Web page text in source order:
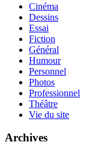
Cinéma
Dessins
Essai
Fiction
Général
Humour
Personnel
Photos
Professionnel
Théâtre
Vie du site
Archives